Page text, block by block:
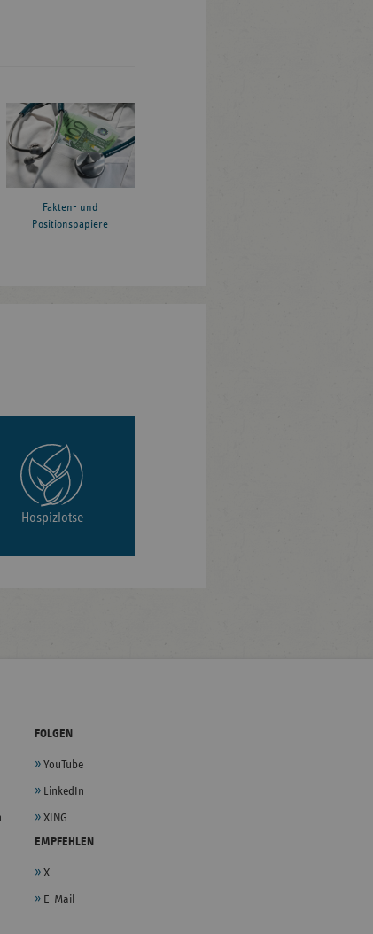
Fakten- und
Positionspapiere
Hospizlotse
FOLGEN
YouTube
LinkedIn
XING
EMPFEHLEN
X
E-Mail